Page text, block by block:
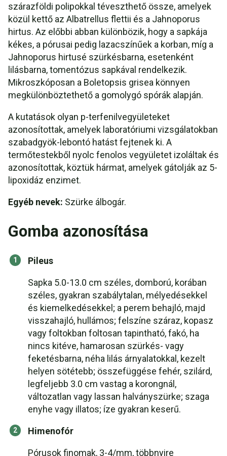
szárazföldi polipokkal téveszthető össze, amelyek
közül kettő az Albatrellus flettii és a Jahnoporus
hirtus. Az előbbi abban különbözik, hogy a sapkája
kékes, a pórusai pedig lazacszínűek a korban, míg a
Jahnoporus hirtusé szürkésbarna, esetenként
lilásbarna, tomentózus sapkával rendelkezik.
Mikroszkóposan a Boletopsis grisea könnyen
megkülönböztethető a gomolygó spórák alapján.
A kutatások olyan p-terfenilvegyületeket
azonosítottak, amelyek laboratóriumi vizsgálatokban
szabadgyök-lebontó hatást fejtenek ki. A
termőtestekből nyolc fenolos vegyületet izoláltak és
azonosítottak, köztük hármat, amelyek gátolják az 5-
lipoxidáz enzimet.
Egyéb nevek: Szürke álbogár.
Gomba azonosítása
Pileus
Sapka 5.0-13.0 cm széles, domború, korában
széles, gyakran szabálytalan, mélyedésekkel
és kiemelkedésekkel; a perem behajló, majd
visszahajló, hullámos; felszíne száraz, kopasz
vagy foltokban foltosan tapintható, fakó, ha
nincs kitéve, hamarosan szürkés- vagy
feketésbarna, néha lilás árnyalatokkal, kezelt
helyen sötétebb; összefüggése fehér, szilárd,
legfeljebb 3.0 cm vastag a korongnál,
változatlan vagy lassan halványszürke; szaga
enyhe vagy illatos; íze gyakran keserű.
Himenofór
Pórusok finomak, 3-4/mm, többnyire